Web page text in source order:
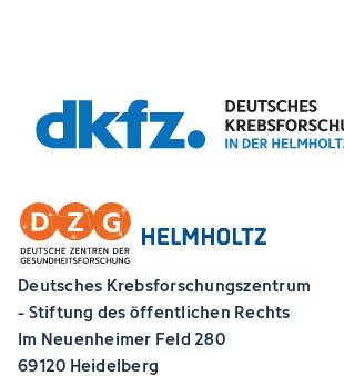
Deutsches Krebsforschungszentrum
- Stiftung des öffentlichen Rechts
Im Neuenheimer Feld 280
69120 Heidelberg